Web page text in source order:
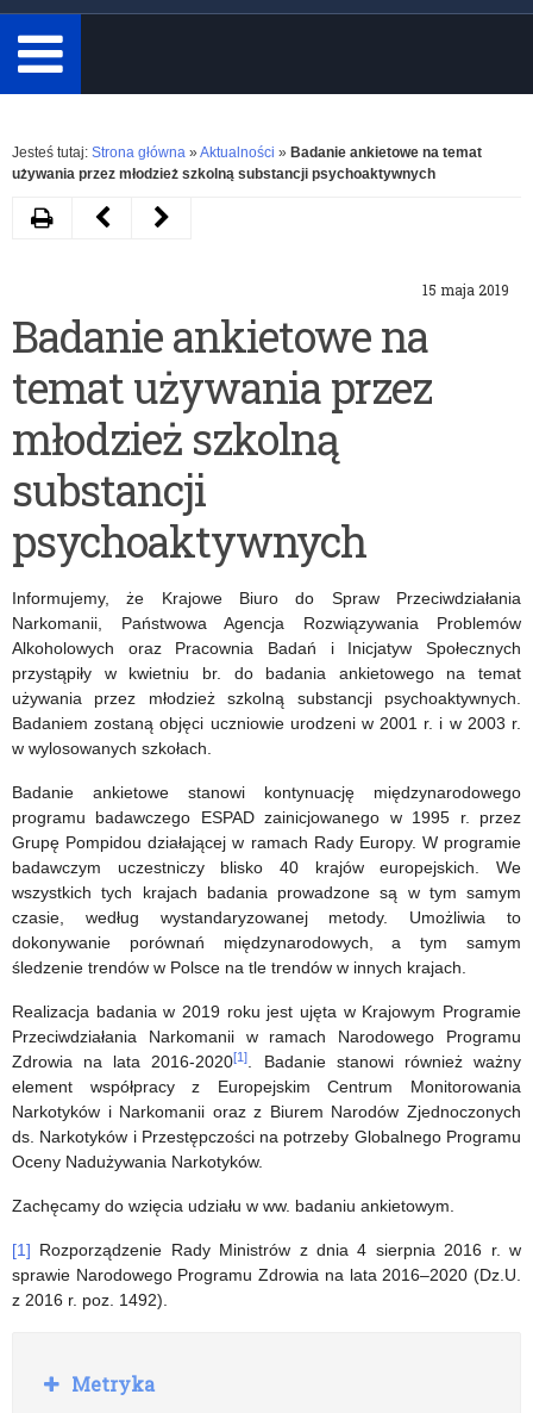
minimum
3
znaki.
Rozwiń
Jesteś tutaj: Strona główna » Aktualności » Badanie ankietowe na temat
używania przez młodzież szkolną substancji psychoaktywnych
15 maja 2019
Badanie ankietowe na
temat używania przez
młodzież szkolną
substancji
psychoaktywnych
Informujemy, że Krajowe Biuro do Spraw Przeciwdziałania
Narkomanii, Państwowa Agencja Rozwiązywania Problemów
Alkoholowych oraz Pracownia Badań i Inicjatyw Społecznych
przystąpiły w kwietniu br. do badania ankietowego na temat
używania przez młodzież szkolną substancji psychoaktywnych.
Badaniem zostaną objęci uczniowie urodzeni w 2001 r. i w 2003 r.
w wylosowanych szkołach.
Badanie ankietowe stanowi kontynuację międzynarodowego
programu badawczego ESPAD zainicjowanego w 1995 r. przez
Grupę Pompidou działającej w ramach Rady Europy. W programie
badawczym uczestniczy blisko 40 krajów europejskich. We
wszystkich tych krajach badania prowadzone są w tym samym
czasie, według wystandaryzowanej metody. Umożliwia to
dokonywanie porównań międzynarodowych, a tym samym
śledzenie trendów w Polsce na tle trendów w innych krajach.
Realizacja badania w 2019 roku jest ujęta w Krajowym Programie
Przeciwdziałania Narkomanii w ramach Narodowego Programu
Zdrowia na lata 2016-2020[1]. Badanie stanowi również ważny
element współpracy z Europejskim Centrum Monitorowania
Narkotyków i Narkomanii oraz z Biurem Narodów Zjednoczonych
ds. Narkotyków i Przestępczości na potrzeby Globalnego Programu
Oceny Nadużywania Narkotyków.
Zachęcamy do wzięcia udziału w ww. badaniu ankietowym.
[1] Rozporządzenie Rady Ministrów z dnia 4 sierpnia 2016 r. w
sprawie Narodowego Programu Zdrowia na lata 2016–2020 (Dz.U.
z 2016 r. poz. 1492).
DrukujNastępny
w
szkołach
zadania
do
realizacji
Poprzedni
WMKO
dotyczące
bezpieczeństwa
R
o
Metryka